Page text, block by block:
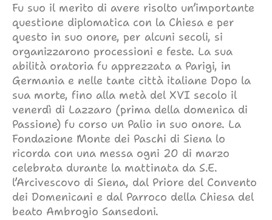
Fu suo il merito di avere risolto un’importante
questione diplomatica con la Chiesa e per
questo in suo onore, per alcuni secoli, si
organizzarono processioni e feste. La sua
abilità oratoria fu apprezzata a Parigi, in
Germania e nelle tante città italiane Dopo la
sua morte, fino alla metà del XVI secolo il
venerdì di Lazzaro (prima della domenica di
Passione) fu corso un Palio in suo onore. La
Fondazione Monte dei Paschi di Siena lo
ricorda con una messa ogni 20 di marzo
celebrata durante la mattinata da S.E.
l’Arcivescovo di Siena, dal Priore del Convento
dei Domenicani e dal Parroco della Chiesa del
beato Ambrogio Sansedoni.